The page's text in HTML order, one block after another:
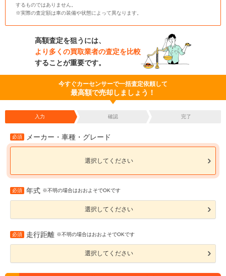
するものではありません。
※実際の査定額は車の装備や状態によって異なります。
高額査定を狙うには、
より多くの買取業者の査定を比較
することが重要です。
今すぐカーセンサーで一括査定依頼して
最高額で売却しましょう！
入力 確認 完了
必須 メーカー・車種・グレード
選択してください
必須 年式 ※不明の場合はおおよそでOKです
選択してください
必須 走行距離 ※不明の場合はおおよそでOKです
選択してください